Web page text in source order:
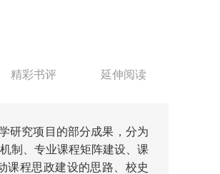
精彩书评 延伸阅读
研究项目的部分成果，分为
制、专业课程矩阵建设、课
课程思政建设的思路、校史